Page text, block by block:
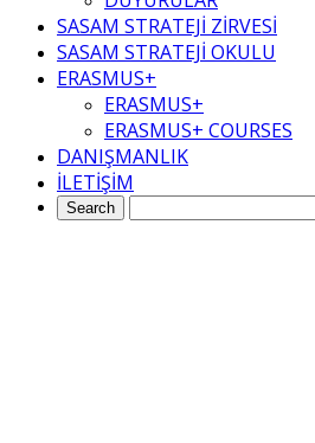
SASAM STRATEJİ ZİRVESİ
SASAM STRATEJİ OKULU
ERASMUS+
ERASMUS+
ERASMUS+ COURSES
DANIŞMANLIK
İLETİŞİM